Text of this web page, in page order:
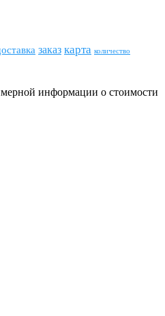
заказ карта количество
информации о стоимости